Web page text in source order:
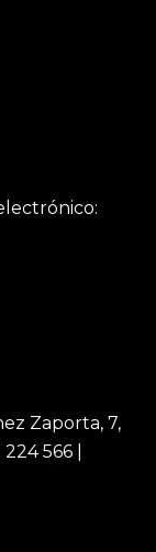
Zaporta, 7,
566 |